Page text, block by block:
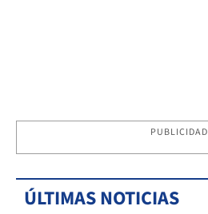
PUBLICIDAD
ÚLTIMAS NOTICIAS